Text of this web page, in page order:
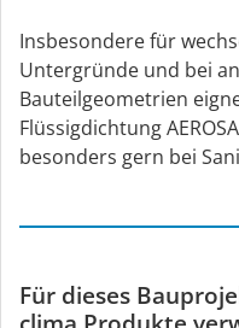
Insbesondere für
Untergründe und bei
Bauteilgeometrien
Flüssigdichtung
besonders gern bei
Für dieses